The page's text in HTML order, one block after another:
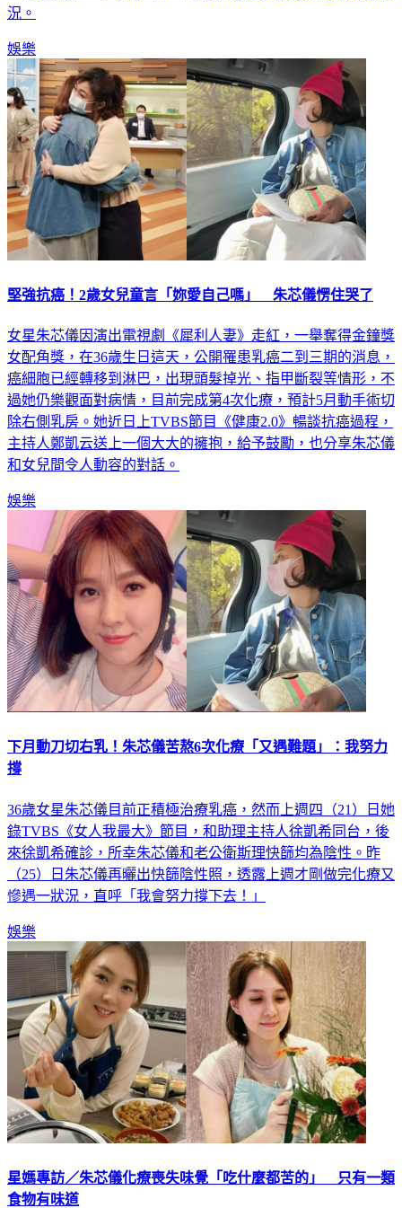
況。
娛樂
堅強抗癌！2歲女兒童言「妳愛自己嗎」 朱芯儀愣住哭了
女星朱芯儀因演出電視劇《犀利人妻》走紅，一舉奪得金鐘獎
女配角獎，在36歲生日這天，公開罹患乳癌二到三期的消息，
癌細胞已經轉移到淋巴，出現頭髮掉光、指甲斷裂等情形，不
過她仍樂觀面對病情，目前完成第4次化療，預計5月動手術切
除右側乳房。她近日上TVBS節目《健康2.0》暢談抗癌過程，
主持人鄭凱云送上一個大大的擁抱，給予鼓勵，也分享朱芯儀
和女兒間令人動容的對話。
娛樂
下月動刀切右乳！朱芯儀苦熬6次化療「又遇難題」：我努力
撐
36歲女星朱芯儀目前正積極治療乳癌，然而上週四（21）日她
錄TVBS《女人我最大》節目，和助理主持人徐凱希同台，後
來徐凱希確診，所幸朱芯儀和老公衛斯理快篩均為陰性。昨
（25）日朱芯儀再曬出快篩陰性照，透露上週才剛做完化療又
慘遇一狀況，直呼「我會努力撐下去！」
娛樂
星媽專訪／朱芯儀化療喪失味覺「吃什麼都苦的」 只有一類
食物有味道